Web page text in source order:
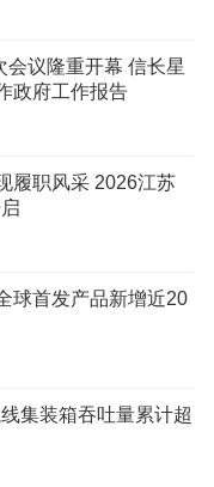
会议隆重开幕 信长星
政府工作报告
履职风采 2026江苏
球首发产品新增近20
集装箱吞吐量累计超